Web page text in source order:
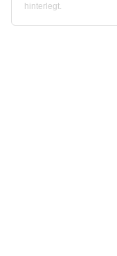
hinterlegt.